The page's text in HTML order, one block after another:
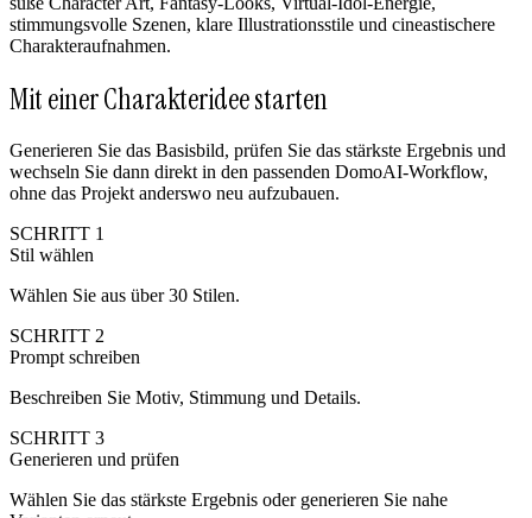
stimmungsvolle Szenen, klare Illustrationsstile und cineastischere
Charakteraufnahmen.
Mit einer Charakteridee starten
Generieren Sie das Basisbild, prüfen Sie das stärkste Ergebnis und
wechseln Sie dann direkt in den passenden DomoAI-Workflow,
ohne das Projekt anderswo neu aufzubauen.
SCHRITT 1
Stil wählen
Wählen Sie aus über 30 Stilen.
SCHRITT 2
Prompt schreiben
Beschreiben Sie Motiv, Stimmung und Details.
SCHRITT 3
Generieren und prüfen
Wählen Sie das stärkste Ergebnis oder generieren Sie nahe